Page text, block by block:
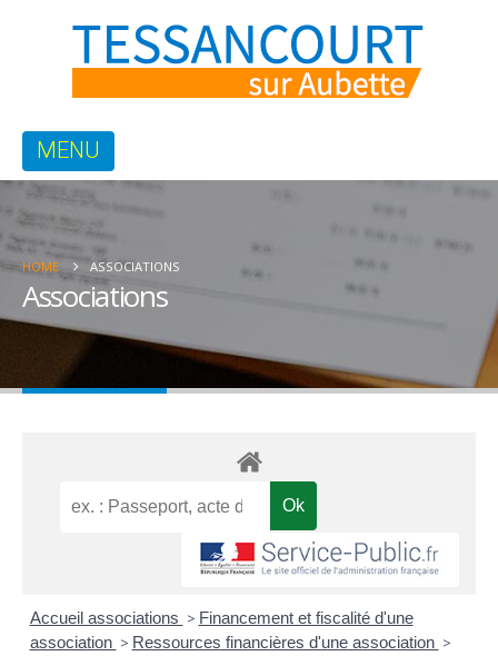
HOME ASSOCIATIONS
Associations
Accueil associations > Financement et fiscalité d'une
association > Ressources financières d'une association >